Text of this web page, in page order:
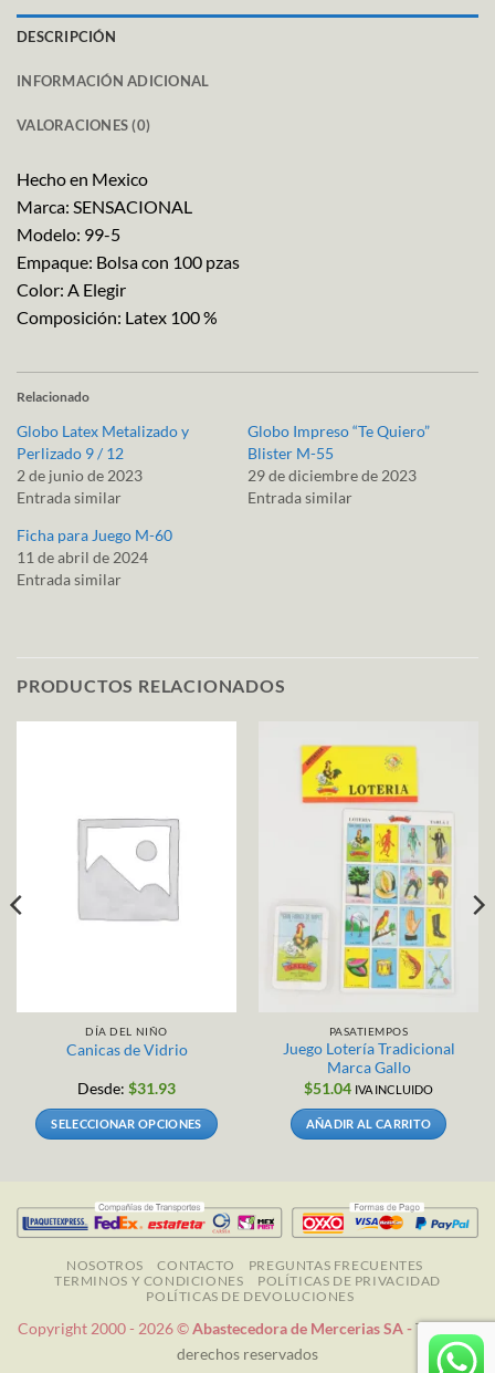
DESCRIPCIÓN
INFORMACIÓN ADICIONAL
VALORACIONES (0)
Hecho en Mexico
Marca: SENSACIONAL
Modelo: 99-5
Empaque: Bolsa con 100 pzas
Color: A Elegir
Composición: Latex 100 %
Relacionado
Globo Latex Metalizado y
Perlizado 9 / 12
2 de junio de 2023
Entrada similar
Globo Impreso “Te Quiero”
Blister M-55
29 de diciembre de 2023
Entrada similar
Ficha para Juego M-60
11 de abril de 2024
Entrada similar
PRODUCTOS RELACIONADOS
DÍA DEL NIÑO
Canicas de Vidrio
Desde: $31.93
SELECCIONAR OPCIONES
múltiples
variantes.
Las
opciones
pueden
PASATIEMPOS
Juego Lotería Tradicional
Marca Gallo
$51.04 IVA INCLUIDO
AÑADIR AL CARRITO
NOSOTROS CONTACTO
PREGUNTAS FRECUENTES
TERMINOS Y CONDICIONES
POLÍTICAS DE PRIVACIDAD
POLÍTICAS DE DEVOLUCIONES
Copyright 2000 - 2026 ©Abastecedora de Mercerias SA -Todos los
derechos reservados